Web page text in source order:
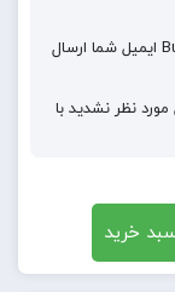
ممکن است ایمیل ارسالی به پوشه اسپم یا Bulk ایمیل شما ارسال
نظر نشدید با
خرید